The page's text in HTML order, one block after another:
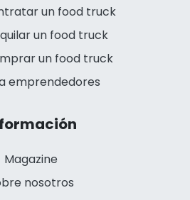
un food truck
un food truck
un food truck
emprendedores
Magazine
nosotros